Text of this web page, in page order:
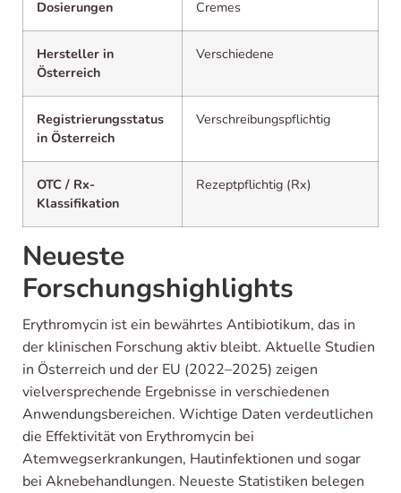
Dosierungen Cremes
Hersteller in
Österreich
Verschiedene
Registrierungsstatus
in Österreich
Verschreibungspflichtig
OTC / Rx-
Klassifikation
Rezeptpflichtig (Rx)
Neueste
Forschungshighlights
Erythromycin ist ein bewährtes Antibiotikum, das in
der klinischen Forschung aktiv bleibt. Aktuelle Studien
in Österreich und der EU (2022–2025) zeigen
vielversprechende Ergebnisse in verschiedenen
Anwendungsbereichen. Wichtige Daten verdeutlichen
die Effektivität von Erythromycin bei
Atemwegserkrankungen, Hautinfektionen und sogar
bei Aknebehandlungen. Neueste Statistiken belegen